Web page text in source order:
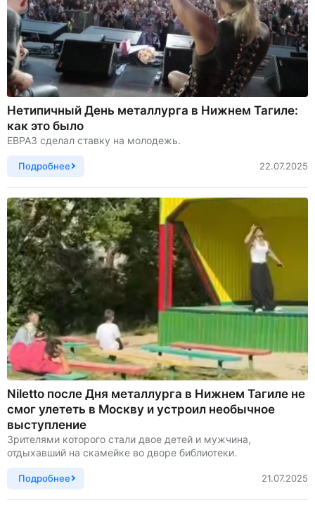
Нетипичный День металлурга в Нижнем Тагиле:
как это было
ЕВРАЗ сделал ставку на молодежь.
Подробнее 22.07.2025
Niletto после Дня металлурга в Нижнем Тагиле не
смог улететь в Москву и устроил необычное
выступление
Зрителями которого стали двое детей и мужчина,
отдыхавший на скамейке во дворе библиотеки.
Подробнее 21.07.2025